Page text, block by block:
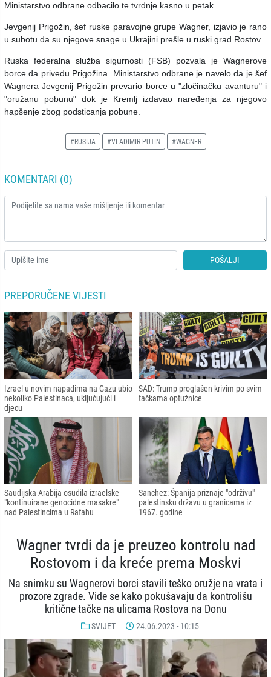
Ministarstvo odbrane odbacilo te tvrdnje kasno u petak.
Jevgenij Prigožin, šef ruske paravojne grupe Wagner, izjavio je rano
u subotu da su njegove snage u Ukrajini prešle u ruski grad Rostov.
Ruska federalna služba sigurnosti (FSB) pozvala je Wagnerove
borce da privedu Prigožina. Ministarstvo odbrane je navelo da je šef
Wagnera Jevgenij Prigožin prevario borce u "zločinačku avanturu" i
"oružanu pobunu" dok je Kremlj izdavao naređenja za njegovo
hapšenje zbog podsticanja pobune.
#RUSIJA #VLADIMIR PUTIN #WAGNER
KOMENTARI (0)
POŠALJI
PREPORUČENE VIJESTI
Izrael u novim napadima na Gazu ubio
nekoliko Palestinaca, uključujući i
djecu
SAD: Trump proglašen krivim po svim
tačkama optužnice
Saudijska Arabija osudila izraelske
"kontinuirane genocidne masakre"
nad Palestincima u Rafahu
Sanchez: Španija priznaje "održivu"
palestinsku državu u granicama iz
1967. godine
Wagner tvrdi da je preuzeo kontrolu nad
Rostovom i da kreće prema Moskvi
Na snimku su Wagnerovi borci stavili teško oružje na vrata i
prozore zgrade. Vide se kako pokušavaju da kontrolišu
kritične tačke na ulicama Rostova na Donu
SVIJET 24.06.2023 - 10:15